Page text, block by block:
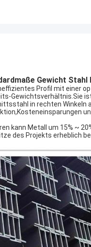
Gewicht Stahl
Profil mit einer
Gewichtsverhältnis.Sie
in rechten
kann Metall um 15% ~
des Projekts erheblich